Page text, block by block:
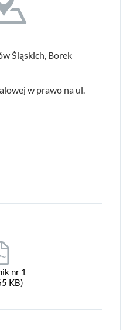
Śląskich, Borek
w prawo na ul.
nr 1
KB)